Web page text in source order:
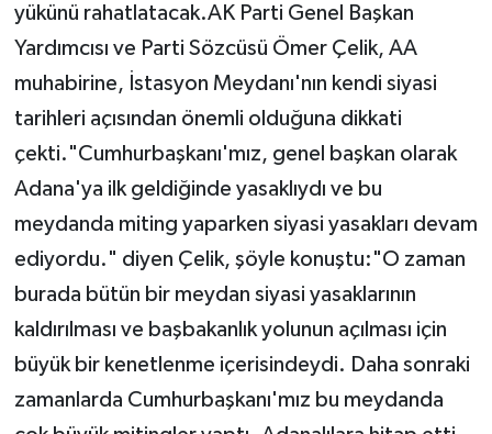
yükünü rahatlatacak.AK Parti Genel Başkan
Yardımcısı ve Parti Sözcüsü Ömer Çelik, AA
muhabirine, İstasyon Meydanı'nın kendi siyasi
tarihleri açısından önemli olduğuna dikkati
çekti."Cumhurbaşkanı'mız, genel başkan olarak
Adana'ya ilk geldiğinde yasaklıydı ve bu
meydanda miting yaparken siyasi yasakları devam
ediyordu." diyen Çelik, şöyle konuştu:"O zaman
burada bütün bir meydan siyasi yasaklarının
kaldırılması ve başbakanlık yolunun açılması için
büyük bir kenetlenme içerisindeydi. Daha sonraki
zamanlarda Cumhurbaşkanı'mız bu meydanda